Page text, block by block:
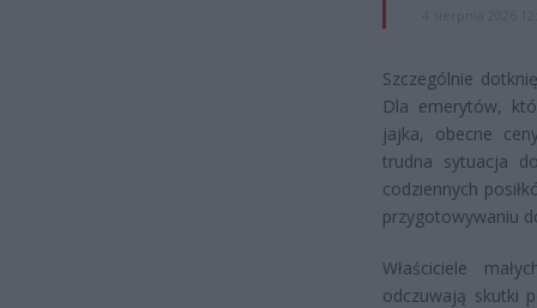
Szczególnie
Dla emerytów,
jajka, obecne
trudna sytuacja
codziennych
przygotowywaniu
Właściciele
odczuwają skutki